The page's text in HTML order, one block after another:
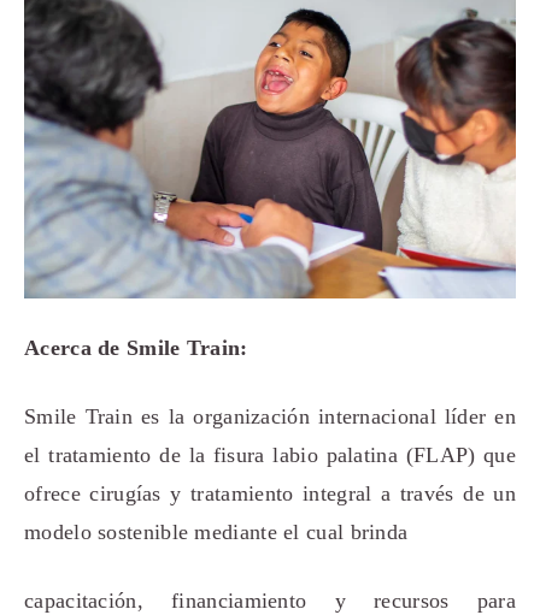
Acerca de Smile Train:
Smile Train es la organización internacional líder en
el tratamiento de la fisura labio palatina (FLAP) que
ofrece cirugías y tratamiento integral a través de un
modelo sostenible mediante el cual brinda
capacitación, financiamiento y recursos para